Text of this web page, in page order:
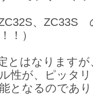
、ZC33S
！）
とはなります
性が、ピッタ
となるのであ